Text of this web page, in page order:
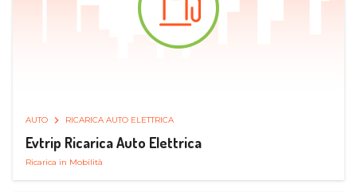
AUTO RICARICA AUTO ELETTRICA
Evtrip Ricarica Auto Elettrica
Ricarica in Mobilità